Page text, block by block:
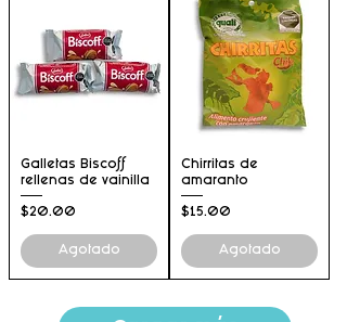
Galletas Biscoff
rellenas de vainilla
Precio
$20.00
Agotado
Chirritas de
amaranto
Precio
$15.00
Agotado